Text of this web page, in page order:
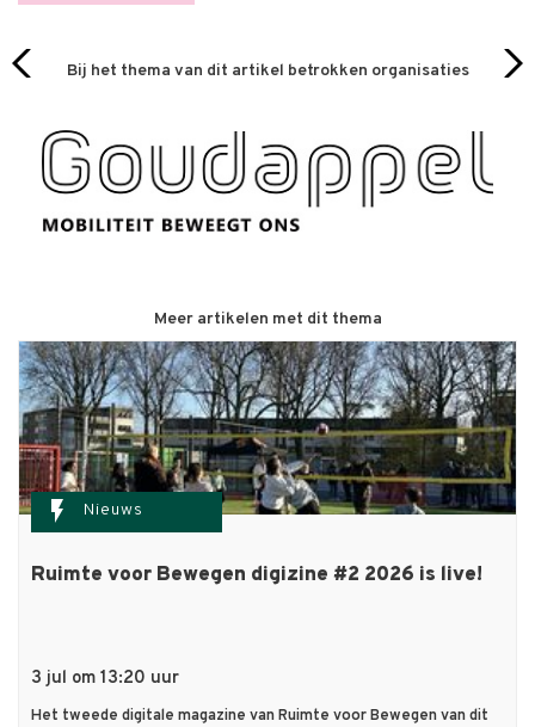
Bij het thema van dit artikel betrokken organisaties
Meer artikelen met dit thema
flash_on Nieuws
Ruimte voor Bewegen digizine #2 2026 is live!
3 jul om 13:20 uur
Het tweede digitale magazine van Ruimte voor Bewegen van dit